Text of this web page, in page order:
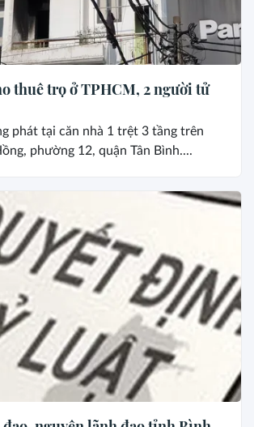
thuê trọ ở TPHCM, 2 người tử
phát tại căn nhà 1 trệt 3 tầng trên
phường 12, quận Tân Bình....